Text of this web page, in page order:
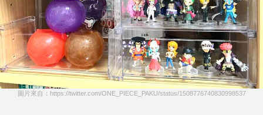
圖片來自：https://twitter.com/ONE_PIECE_PAKU/status/1508776740830998537